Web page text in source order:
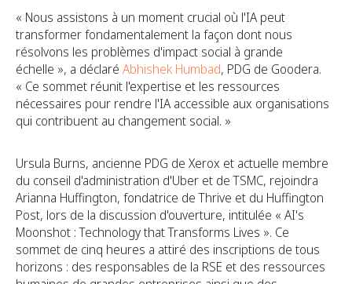
« Nous assistons à un moment crucial où l'IA peut
transformer fondamentalement la façon dont nous
résolvons les problèmes d'impact social à grande
échelle », a déclaré Abhishek Humbad, PDG de Goodera.
« Ce sommet réunit l'expertise et les ressources
nécessaires pour rendre l'IA accessible aux organisations
qui contribuent au changement social. »
Ursula Burns, ancienne PDG de Xerox et actuelle membre
du conseil d'administration d'Uber et de TSMC, rejoindra
Arianna Huffington, fondatrice de Thrive et du Huffington
Post, lors de la discussion d'ouverture, intitulée « AI's
Moonshot : Technology that Transforms Lives ». Ce
sommet de cinq heures a attiré des inscriptions de tous
horizons : des responsables de la RSE et des ressources